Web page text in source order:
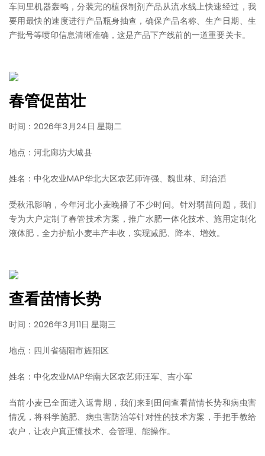
车间里机器轰鸣，分装完的植保制剂产品从流水线上快速经过，我
要用最快的速度进行产品瓶身抽查，确保产品名称、生产日期、生
产批号等喷印信息清晰准确，这是产品下产线前的一道重要关卡。
春管促苗壮
时间：2026年3月24日 星期二
地点：河北廊坊大城县
姓名：中化农业MAP华北大区农艺师许强、魏世林、邱治滔
受秋汛影响，今年河北小麦晚播了不少时间。针对弱苗问题，我们
专为大户定制了春管技术方案，推广水肥一体化技术、施用定制化
液体肥，全力护航小麦丰产丰收，实现减肥、降本、增效。
查看苗情长势
时间：2026年3月11日 星期三
地点：四川省德阳市旌阳区
姓名：中化农业MAP华南大区农艺师汪军、吉小军
当前小麦已全面进入返青期，我们来到田间查看苗情长势和病虫害
情况，将科学施肥、病虫害防治等针对性的技术方案，手把手教给
农户，让农户真正懂技术、会管理、能操作。